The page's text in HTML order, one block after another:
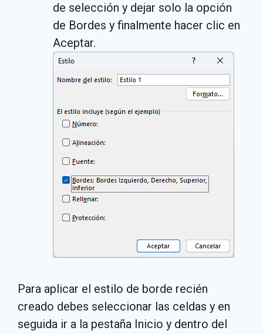
de selección y dejar solo la opción
de Bordes y finalmente hacer clic en
Aceptar.
Para aplicar el estilo de borde recién
creado debes seleccionar las celdas y en
seguida ir a la pestaña Inicio y dentro del